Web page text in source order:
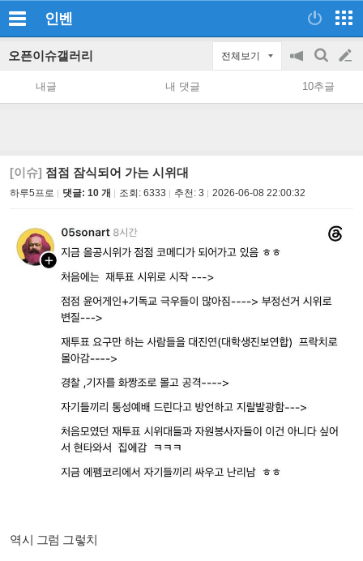
인벤
오픈이슈갤러리 전체보기
공
지
on/off
검
색
글
쓰
내글 내 댓글 10추글
[이슈] 점점 잠식되어 가는 시위대
하루5프로 댓글: 10 개 조회: 6333 추천: 3 2026-06-08 22:00:32
역시 그럼 그렇치